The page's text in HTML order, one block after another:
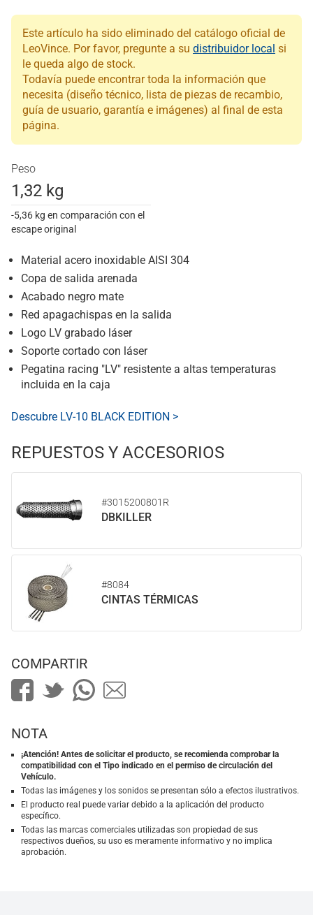
Este artículo ha sido eliminado del catálogo oficial de
LeoVince. Por favor, pregunte a su distribuidor local si
le queda algo de stock.
Todavía puede encontrar toda la información que
necesita (diseño técnico, lista de piezas de recambio,
guía de usuario, garantía e imágenes) al final de esta
página.
Peso
1,32 kg
-5,36 kg en comparación con el
escape original
Material acero inoxidable AISI 304
Copa de salida arenada
Acabado negro mate
Red apagachispas en la salida
Logo LV grabado láser
Soporte cortado con láser
Pegatina racing "LV" resistente a altas temperaturas
incluida en la caja
Descubre LV-10 BLACK EDITION >
REPUESTOS Y ACCESORIOS
#3015200801R
DBKILLER
#8084
CINTAS TÉRMICAS
COMPARTIR
NOTA
¡Atención! Antes de solicitar el producto, se recomienda comprobar la
compatibilidad con el Tipo indicado en el permiso de circulación del
Vehículo.
Todas las imágenes y los sonidos se presentan sólo a efectos ilustrativos.
El producto real puede variar debido a la aplicación del producto
específico.
Todas las marcas comerciales utilizadas son propiedad de sus
respectivos dueños, su uso es meramente informativo y no implica
aprobación.